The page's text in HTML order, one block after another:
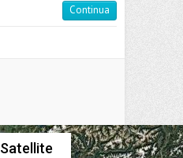
Continua
Satellite